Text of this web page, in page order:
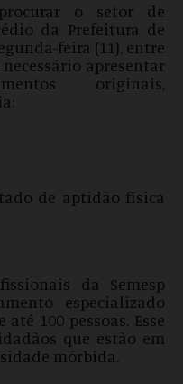
o setor de
da Prefeitura de
feira (11), entre
necessário apresentar
originais,
de aptidão física
da Semesp
especializado
100 pessoas. Esse
que estão em
mórbida.